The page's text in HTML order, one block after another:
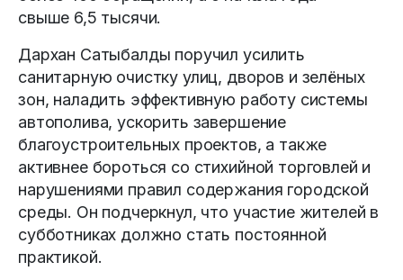
свыше 6,5 тысячи.
Дархан Сатыбалды поручил усилить
санитарную очистку улиц, дворов и зелёных
зон, наладить эффективную работу системы
автополива, ускорить завершение
благоустроительных проектов, а также
активнее бороться со стихийной торговлей и
нарушениями правил содержания городской
среды. Он подчеркнул, что участие жителей в
субботниках должно стать постоянной
практикой.